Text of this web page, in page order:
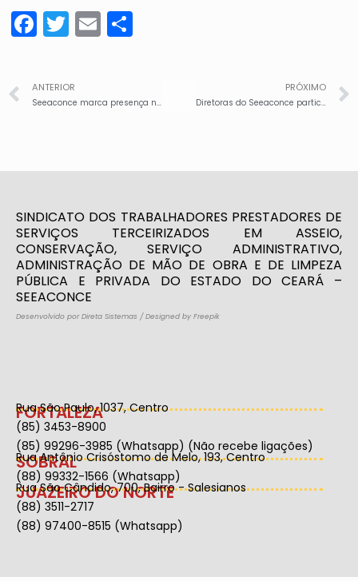
Facebook
Twitter
Email
ANTERIOR
Seeaconce marca presença no VIII Congresso Brasileiro de Direito Sindical
PRÓXIMO
Diretoras do Seeaconce participam do 7º Encontro Nacional da Mulher Trabalhadora da CTB
SINDICATO DOS TRABALHADORES PRESTADORES DE
SERVIÇOS TERCEIRIZADOS EM ASSEIO,
CONSERVAÇÃO, SERVIÇO ADMINISTRATIVO,
ADMINISTRAÇÃO DE MÃO DE OBRA E DE LIMPEZA
PÚBLICA E PRIVADA DO ESTADO DO CEARÁ –
SEEACONCE
Desenvolvido por Direta Sistemas / Designed by Freepik
FORTALEZA
Rua São Paulo, 1037, Centro
(85) 3453-8900
(85) 99296-3985 (Whatsapp) (Não recebe ligações)
SOBRAL
Rua Antônio Crisóstomo de Melo, 193, Centro
(88) 99332-1566 (Whatsapp)
JUAZEIRO DO NORTE
Rua São Cândido, 700, Bairro - Salesianos
(88) 3511-2717
(88) 97400-8515 (Whatsapp)